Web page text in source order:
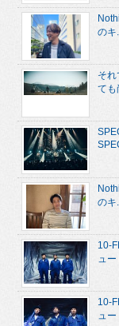
のキ
それ
ても
のキ
10-
ュー
10-
ュ